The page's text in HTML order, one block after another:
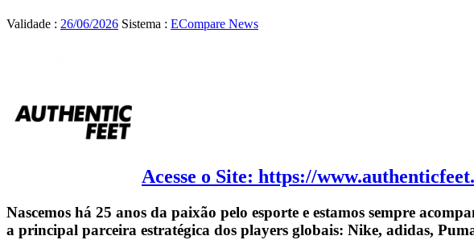
Validade : 26/06/2026 Sistema : ECompare News
Acesse o Site: https://
Nascemos há 25 anos da paixão pelo esporte e estamos sempre
a principal parceira estratégica dos players globais: Nike, adidas,